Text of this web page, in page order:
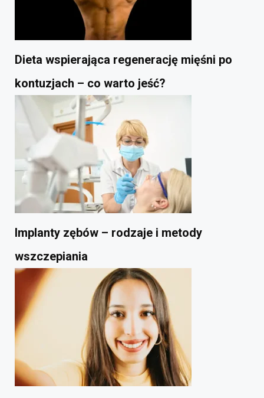
Dieta wspierająca regenerację mięśni po
kontuzjach – co warto jeść?
Implanty zębów – rodzaje i metody
wszczepiania